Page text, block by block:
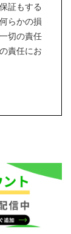
証もする
らかの損
切の責任
責任にお